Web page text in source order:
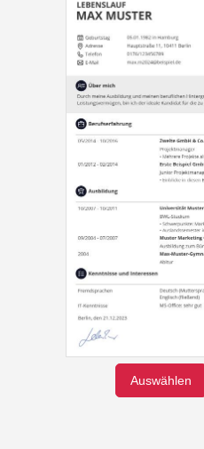
Auswählen